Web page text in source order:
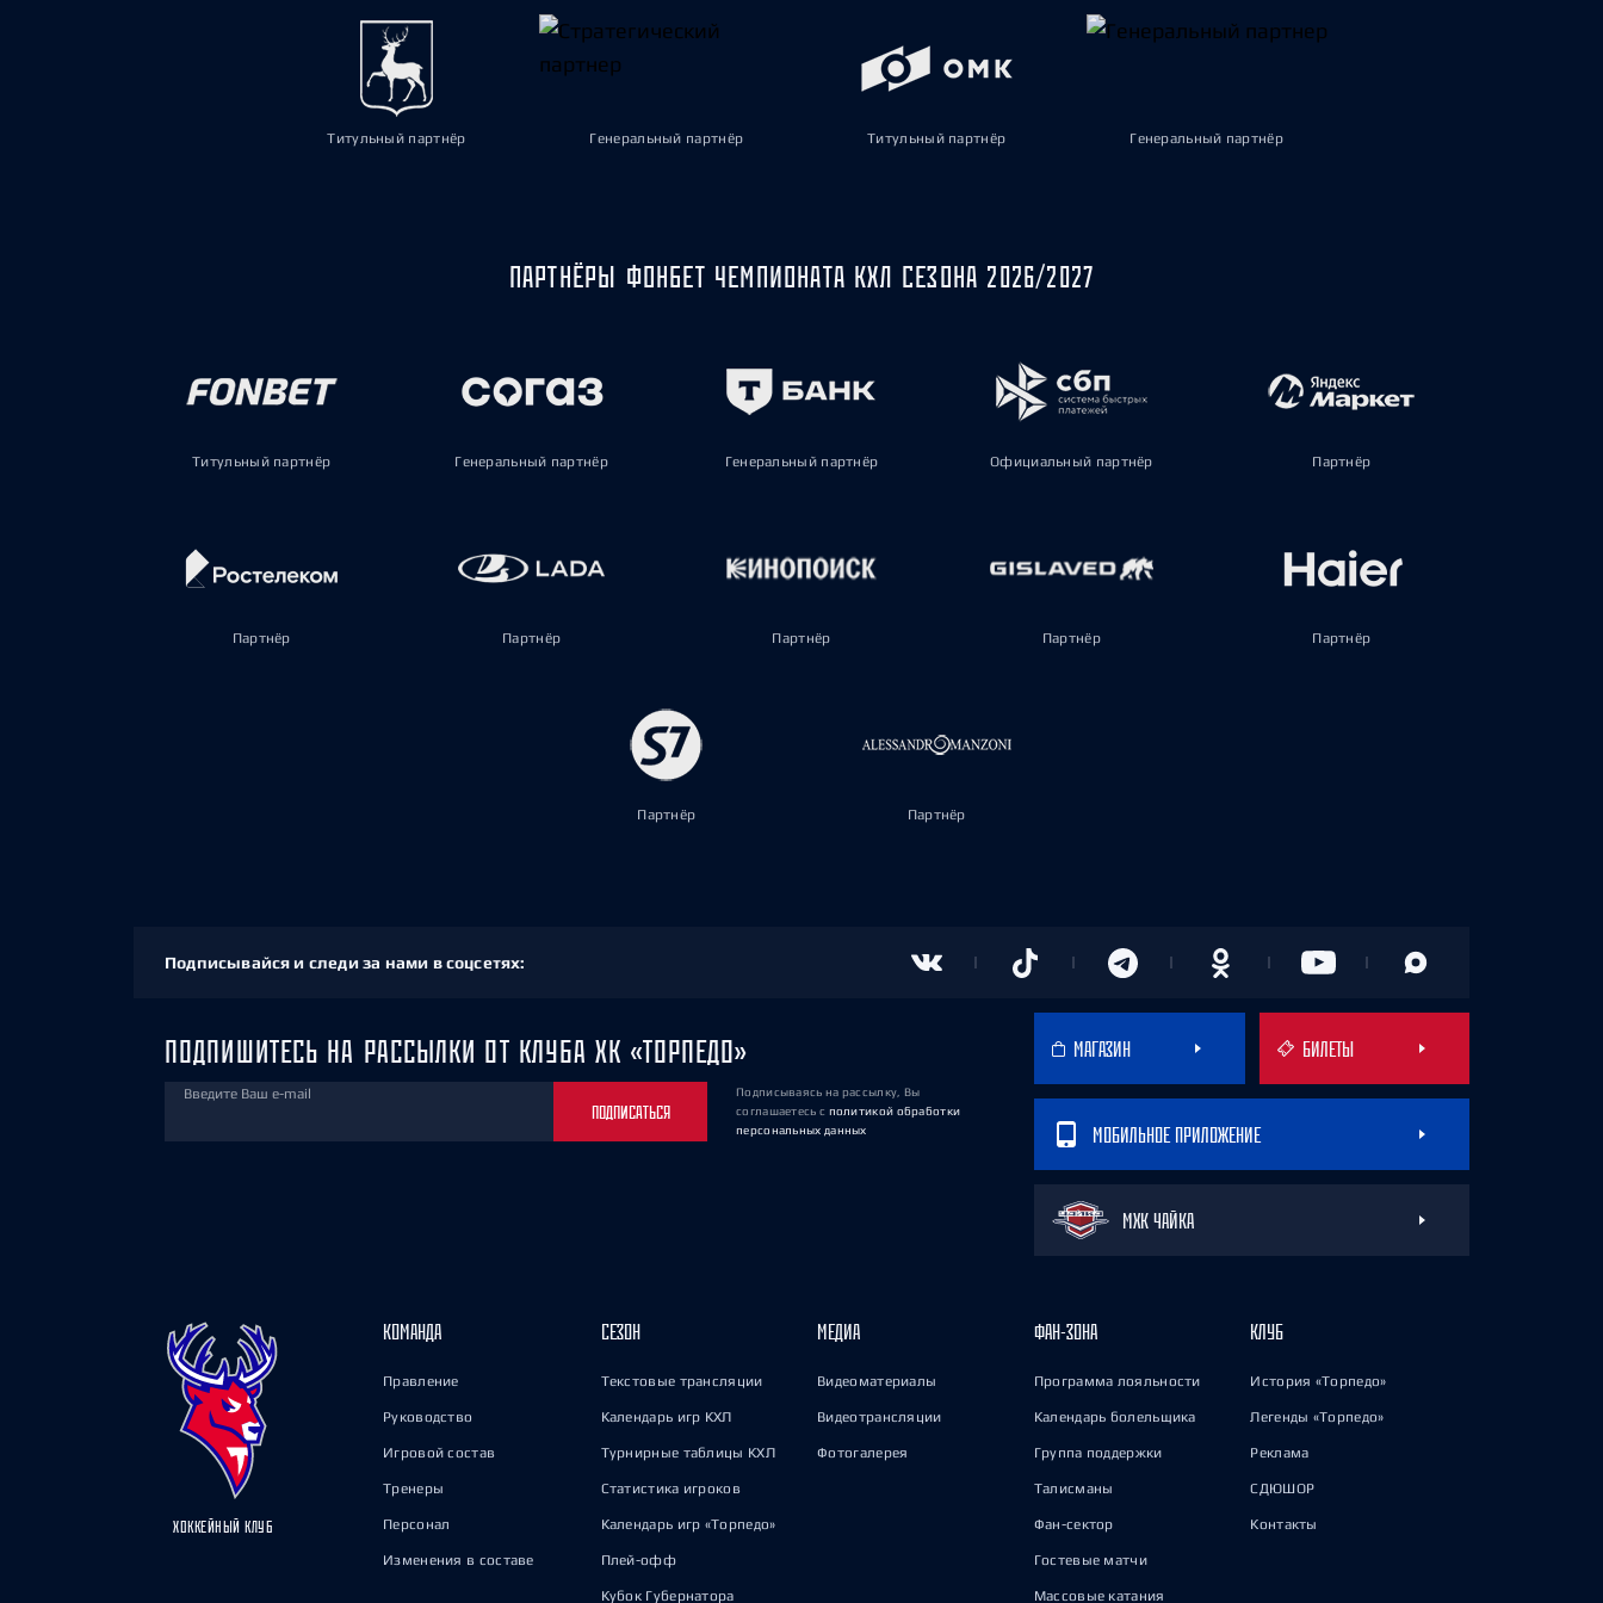
Титульный партнёр Генеральный партнёр Титульный партнёр Генеральный партнёр
ПАРТНЁРЫ ФОНБЕТ ЧЕМПИОНАТА КХЛ СЕЗОНА 2026/2027
Титульный партнёр Генеральный партнёр Генеральный партнёр Официальный партнёр Партнёр
Партнёр Партнёр Партнёр Партнёр Партнёр
Партнёр Партнёр
Подписывайся и следи за нами в соцсетях:
ПОДПИШИТЕСЬ НА РАССЫЛКИ ОТ КЛУБА ХК «ТОРПЕДО»
Введите Ваш e-mail
ПОДПИСАТЬСЯ
Подписываясь на рассылку, Вы
соглашаетесь с политикой обработки
персональных данных
МАГАЗИН БИЛЕТЫ
МОБИЛЬНОЕ ПРИЛОЖЕНИЕ
МХК ЧАЙКА
ХОККЕЙНЫЙ КЛУБ
КОМАНДА
Правление
Руководство
Игровой состав
Тренеры
Персонал
Изменения в составе
СЕЗОН
Текстовые трансляции
Календарь игр КХЛ
Турнирные таблицы КХЛ
Статистика игроков
Календарь игр «Торпедо»
Плей-офф
Кубок Губернатора
МЕДИА
Видеоматериалы
Видеотрансляции
Фотогалерея
ФАН-ЗОНА
Программа лояльности
Календарь болельщика
Группа поддержки
Талисманы
Фан-сектор
Гостевые матчи
Массовые катания
КЛУБ
История «Торпедо»
Легенды «Торпедо»
Реклама
СДЮШОР
Контакты